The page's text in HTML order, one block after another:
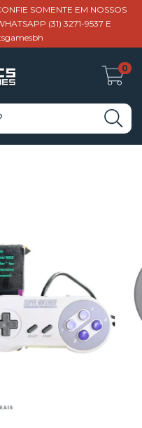
SOMENTE EM NOSSOS
(31) 3271-9537 E
0